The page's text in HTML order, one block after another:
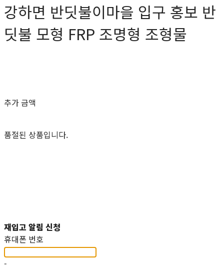
강하면 반딧불이마을 입구 홍보 반
딧불 모형 FRP 조명형 조형물
추가 금액
품절된 상품입니다.
재입고 알림 신청
휴대폰 번호